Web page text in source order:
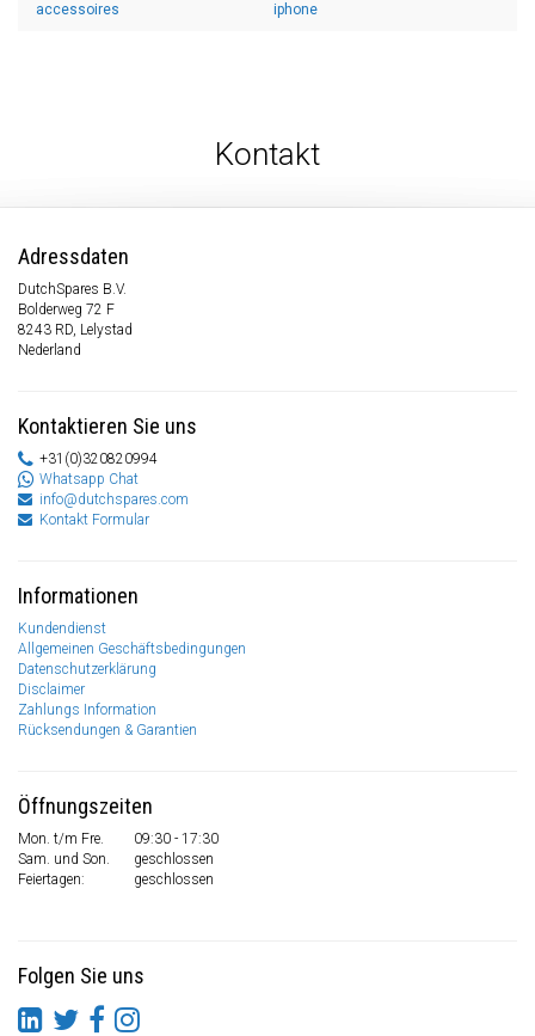
accessoires
iphone
Kontakt
Adressdaten
DutchSpares B.V.
Bolderweg 72 F
8243 RD, Lelystad
Nederland
Kontaktieren Sie uns
+31(0)320820994
Whatsapp Chat
info@dutchspares.com
Kontakt Formular
Informationen
Kundendienst
Allgemeinen Geschäftsbedingungen
Datenschutzerklärung
Disclaimer
Zahlungs Information
Rücksendungen & Garantien
Öffnungszeiten
Mon. t/m Fre.
09:30 - 17:30
Sam. und Son.
geschlossen
Feiertagen:
geschlossen
Folgen Sie uns